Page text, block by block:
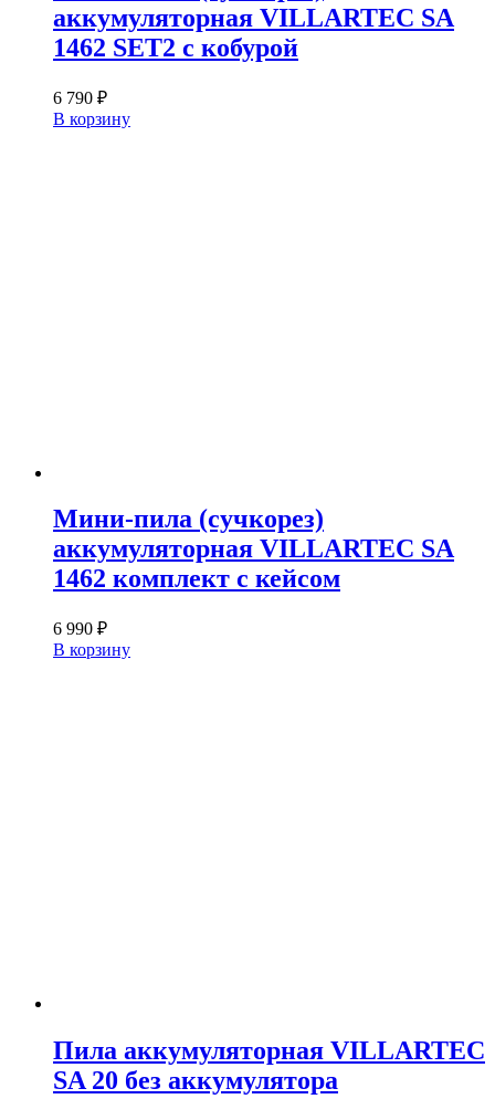
аккумуляторная VILLARTEC SA
1462 SET2 с кобурой
6 790 ₽
В корзину
Мини-пила (сучкорез)
аккумуляторная VILLARTEC SA
1462 комплект с кейсом
6 990 ₽
В корзину
Пила аккумуляторная VILLARTEC
SA 20 без аккумулятора